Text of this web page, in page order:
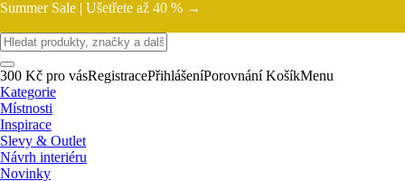
Summer Sale | Ušetřete až 40 % →
300 Kč pro vásRegistracePřihlášeníPorovnání KošíkMenu
Kategorie
Místnosti
Inspirace
Slevy & Outlet
Návrh interiéru
Novinky